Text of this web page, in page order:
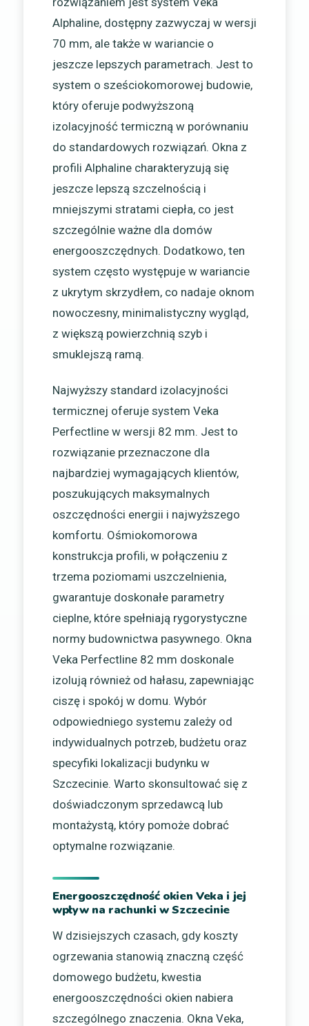
Alphaline, dostępny zazwyczaj w wersji
70 mm, ale także w wariancie o
jeszcze lepszych parametrach. Jest to
system o sześciokomorowej budowie,
który oferuje podwyższoną
izolacyjność termiczną w porównaniu
do standardowych rozwiązań. Okna z
profili Alphaline charakteryzują się
jeszcze lepszą szczelnością i
mniejszymi stratami ciepła, co jest
szczególnie ważne dla domów
energooszczędnych. Dodatkowo, ten
system często występuje w wariancie
z ukrytym skrzydłem, co nadaje oknom
nowoczesny, minimalistyczny wygląd,
z większą powierzchnią szyb i
smuklejszą ramą.
Najwyższy standard izolacyjności
termicznej oferuje system Veka
Perfectline w wersji 82 mm. Jest to
rozwiązanie przeznaczone dla
najbardziej wymagających klientów,
poszukujących maksymalnych
oszczędności energii i najwyższego
komfortu. Ośmiokomorowa
konstrukcja profili, w połączeniu z
trzema poziomami uszczelnienia,
gwarantuje doskonałe parametry
cieplne, które spełniają rygorystyczne
normy budownictwa pasywnego. Okna
Veka Perfectline 82 mm doskonale
izolują również od hałasu, zapewniając
ciszę i spokój w domu. Wybór
odpowiedniego systemu zależy od
indywidualnych potrzeb, budżetu oraz
specyfiki lokalizacji budynku w
Szczecinie. Warto skonsultować się z
doświadczonym sprzedawcą lub
montażystą, który pomoże dobrać
optymalne rozwiązanie.
Energooszczędność okien Veka i jej
wpływ na rachunki w Szczecinie
W dzisiejszych czasach, gdy koszty
ogrzewania stanowią znaczną część
domowego budżetu, kwestia
energooszczędności okien nabiera
szczególnego znaczenia. Okna Veka,